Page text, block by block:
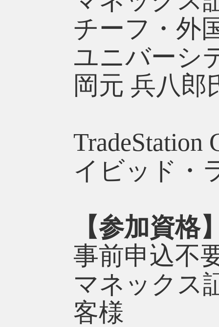
チーフ・外
ユニバーシ
岡元 兵八郎
イビッド・
【参加資格
事前申込不
マネックス
客様